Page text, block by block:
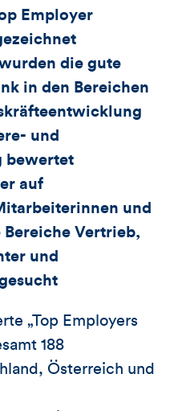
Employer
die gute
in den Bereichen
und
bewertet
auf
und
Vertrieb,
und
„Top Employers
188
Österreich und